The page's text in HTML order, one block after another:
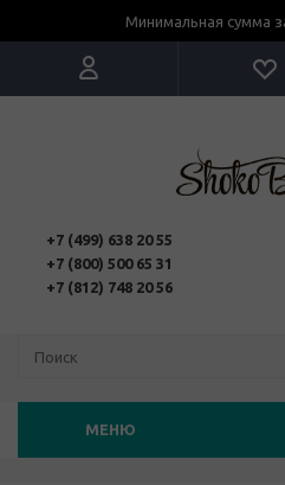
Минимальная сумма
+7 (499) 638 20 55
+7 (800) 500 65 31
+7 (812) 748 20 56
МЕНЮ